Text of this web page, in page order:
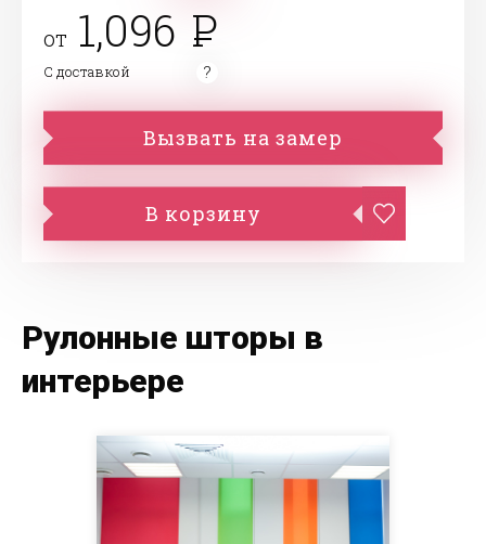
от 1,096
С доставкой
Вызвать на замер
В корзину
Рулонные шторы в
интерьере